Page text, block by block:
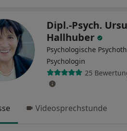
Dipl.-Psych.
Hallhuber
Psychologische
Psychologin
25
Videosprechstunde